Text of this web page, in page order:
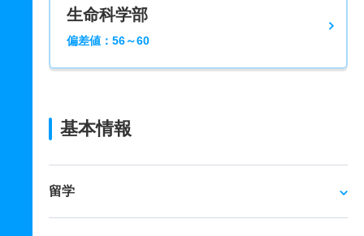
生命科学部
偏差値：56～60
基本情報
留学